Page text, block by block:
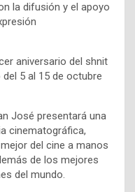
la difusión y el apoyo
aniversario del shnit
5 al 15 de octubre
José presentará una
cinematográfica,
del cine a manos
de los mejores
del mundo.